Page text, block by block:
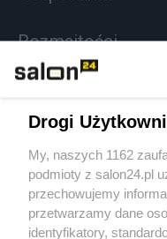
Rozmaitości
Sport
Społeczeństwo
Kultura
Drogi
My, naszych 1162
podmioty z salon24.pl
przechowujemy
przetwarzamy dane
identyfikatory,